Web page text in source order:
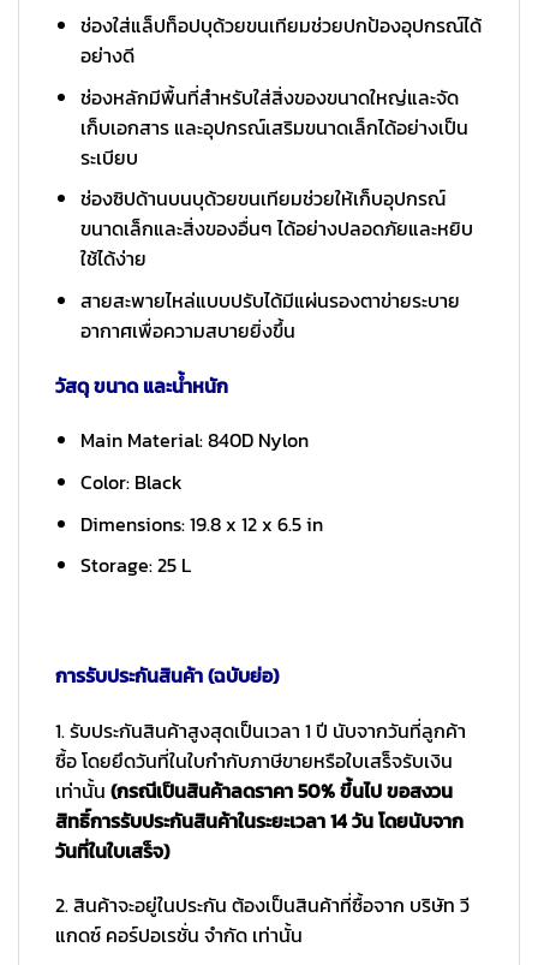
ช่องใส่แล็ปท็อปบุด้วยขนเทียมช่วยปกป้องอุปกรณ์ได้
อย่างดี
ช่องหลักมีพื้นที่สำหรับใส่สิ่งของขนาดใหญ่และจัด
เก็บเอกสาร และอุปกรณ์เสริมขนาดเล็กได้อย่างเป็น
ระเบียบ
ช่องซิปด้านบนบุด้วยขนเทียมช่วยให้เก็บอุปกรณ์
ขนาดเล็กและสิ่งของอื่นๆ ได้อย่างปลอดภัยและหยิบ
ใช้ได้ง่าย
สายสะพายไหล่แบบปรับได้มีแผ่นรองตาข่ายระบาย
อากาศเพื่อความสบายยิ่งขึ้น
วัสดุ ขนาด และน้ำหนัก
Main Material: 840D Nylon
Color: Black
Dimensions: 19.8 x 12 x 6.5 in
Storage: 25 L
การรับประกันสินค้า (ฉบับย่อ)
1. รับประกันสินค้าสูงสุดเป็นเวลา 1 ปี นับจากวันที่ลูกค้า
ซื้อ โดยยึดวันที่ในใบกำกับภาษีขายหรือใบเสร็จรับเงิน
เท่านั้น (กรณีเป็นสินค้าลดราคา 50% ขึ้นไป ขอสงวน
สิทธิ์การรับประกันสินค้าในระยะเวลา 14 วัน โดยนับจาก
วันที่ในใบเสร็จ)
2. สินค้าจะอยู่ในประกัน ต้องเป็นสินค้าที่ซื้อจาก บริษัท วี
แกดซ์ คอร์ปอเรชั่น จำกัด เท่านั้น